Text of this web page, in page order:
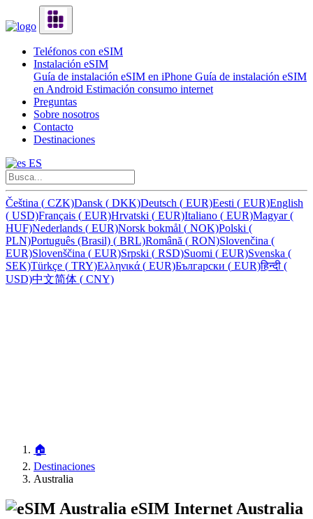
Teléfonos con eSIM
Instalación eSIM
Guía de instalación eSIM en iPhone Guía de instalación eSIM
en Android Estimación consumo internet
Preguntas
Sobre nosotros
Contacto
Destinaciones
ES
Čeština ( CZK)Dansk ( DKK)Deutsch ( EUR)Eesti ( EUR)English
( USD)Français ( EUR)Hrvatski ( EUR)Italiano ( EUR)Magyar(
HUF)Nederlands ( EUR)Norsk bokmål ( NOK)Polski (
PLN)Português (Brasil) ( BRL)Română ( RON)Slovenčina (
EUR)Slovenščina ( EUR)Srpski ( RSD)Suomi ( EUR)Svenska (
SEK)Türkçe ( TRY)Ελληνικά ( EUR)Български ( EUR)हिन्दी (
USD)中文简体 ( CNY)
🏠
Destinaciones
Australia
eSIM Internet Australia